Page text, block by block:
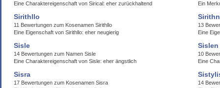
Eine Charaktereigenschaft von Sirical: eher zurückhaltend
Ein
Sirithllo
11 Bewertungen zum Kosenamen Sirithllo
Eine Eigenschaft von Sirithllo: eher neugierig
13
Eine
Sisle
14 Bewertungen zum Namen Sisle
Eine Charaktereigenschaft von Sisle: eher ängstlich
Sislen
10
Eine
Sisra
17 Bewertungen zum Kosenamen Sisra
14